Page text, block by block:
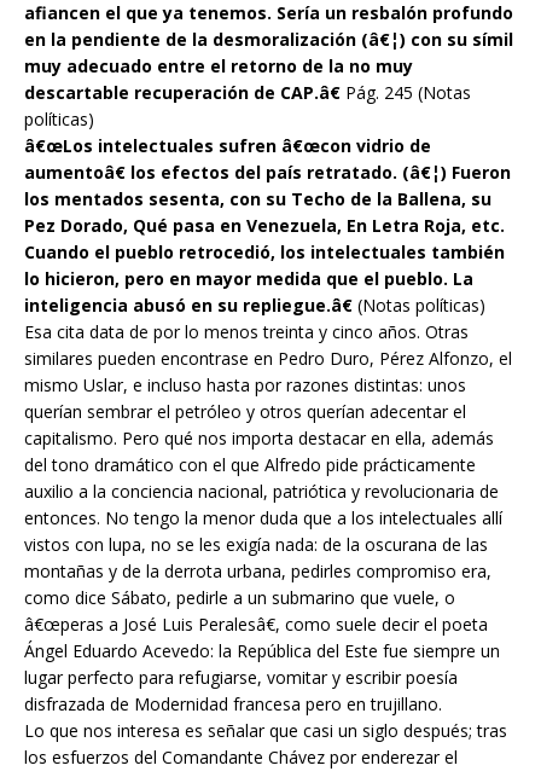
afiancen el que ya tenemos. Sería un resbalón profundo
en la pendiente de la desmoralización (â€¦) con su símil
muy adecuado entre el retorno de la no muy
descartable recuperación de CAP.â€ Pág. 245 (Notas
políticas)
â€œLos intelectuales sufren â€œcon vidrio de
aumentoâ€ los efectos del país retratado. (â€¦) Fueron
los mentados sesenta, con su Techo de la Ballena, su
Pez Dorado, Qué pasa en Venezuela, En Letra Roja, etc.
Cuando el pueblo retrocedió, los intelectuales también
lo hicieron, pero en mayor medida que el pueblo. La
inteligencia abusó en su repliegue.â€ (Notas políticas)
Esa cita data de por lo menos treinta y cinco años. Otras
similares pueden encontrase en Pedro Duro, Pérez Alfonzo, el
mismo Uslar, e incluso hasta por razones distintas: unos
querían sembrar el petróleo y otros querían adecentar el
capitalismo. Pero qué nos importa destacar en ella, además
del tono dramático con el que Alfredo pide prácticamente
auxilio a la conciencia nacional, patriótica y revolucionaria de
entonces. No tengo la menor duda que a los intelectuales allí
vistos con lupa, no se les exigía nada: de la oscurana de las
montañas y de la derrota urbana, pedirles compromiso era,
como dice Sábato, pedirle a un submarino que vuele, o
â€œperas a José Luis Peralesâ€, como suele decir el poeta
Ángel Eduardo Acevedo: la República del Este fue siempre un
lugar perfecto para refugiarse, vomitar y escribir poesía
disfrazada de Modernidad francesa pero en trujillano.
Lo que nos interesa es señalar que casi un siglo después; tras
los esfuerzos del Comandante Chávez por enderezar el